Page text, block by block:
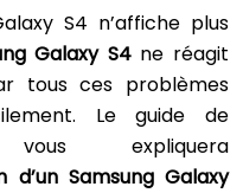
S4 n’affiche plus
Galaxy S4ne réagit
tous ces problèmes
Le guide de
expliquera
d’un Samsung Galaxy